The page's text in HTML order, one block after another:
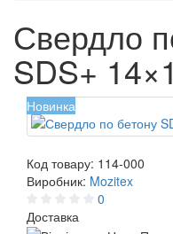
Свердло
SDS+
Новинка
Код товару: 114-000
Виробник: Mozitex
0
Доставка